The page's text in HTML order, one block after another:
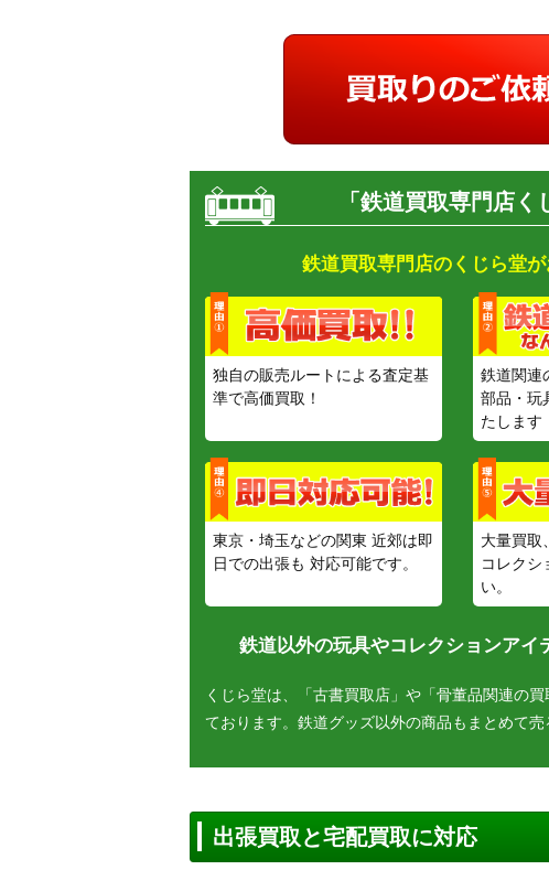
「鉄道買取専門店
鉄道買取専門店のくじら堂
独自の販売ルートによる査定基
準で高価買取！
鉄道関連
部品・玩
たします
東京・埼玉などの関東 近郊は即
日での出張も 対応可能です。
大量買取
コレクシ
い。
鉄道以外の玩具やコレクションア
くじら堂は、「古書買取店」や「骨董品関連の
ております。鉄道グッズ以外の商品もまとめて
出張買取と宅配買取に対応